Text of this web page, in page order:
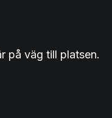
på väg till platsen.